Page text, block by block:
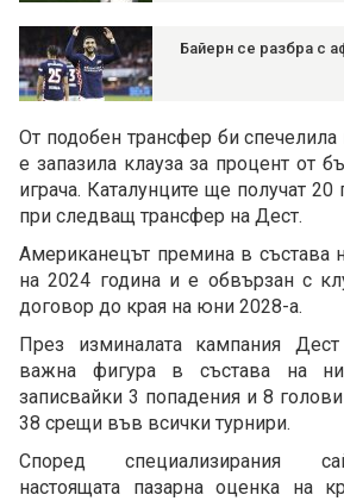
Байерн се разбра с
От подобен трансфер би спечелила
е запазила клауза за процент от
играча. Каталунците ще получат 20
при следващ трансфер на Дест.
Американецът премина в състава
на 2024 година и е обвързан с
договор до края на юни 2028-а.
През изминалата кампания
важна фигура в състава на
записвайки 3 попадения и 8
38 срещи във всички турнири.
Според специализирания
настоящата пазарна оценка на